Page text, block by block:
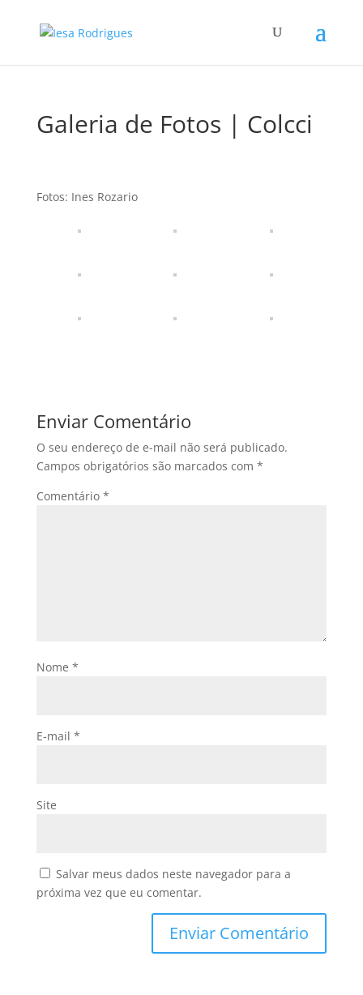
Galeria de Fotos | Colcci
Fotos: Ines Rozario
Enviar Comentário
O seu endereço de e-mail não será publicado.
Campos obrigatórios são marcados com *
Comentário *
Nome *
E-mail *
Site
Salvar meus dados neste navegador para a
próxima vez que eu comentar.